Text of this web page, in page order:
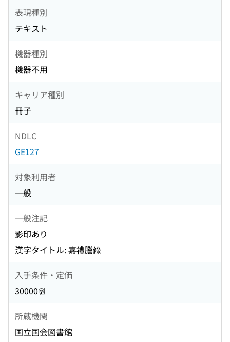
表現種別
テキスト
機器種別
機器不用
キャリア種別
冊子
NDLC
GE127
対象利用者
一般
一般注記
影印あり
漢字タイトル: 嘉禮謄錄
入手条件・定価
30000원
所蔵機関
国立国会図書館